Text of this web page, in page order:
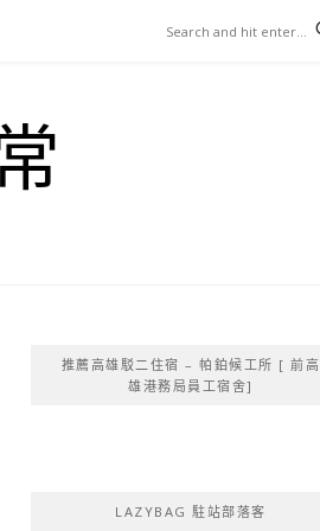
推薦高雄駁二住宿 – 帕鉑候工所 [ 前高
雄港務局員工宿舍]
LAZYBAG 駐站部落客